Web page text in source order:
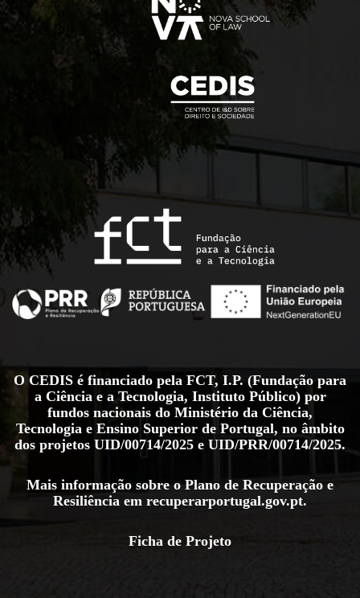
O CEDIS é financiado pela FCT, I.P. (Fundação para
a Ciência e a Tecnologia, Instituto Público) por
fundos nacionais do Ministério da Ciência,
Tecnologia e Ensino Superior de Portugal, no âmbito
dos projetos UID/00714/2025 e UID/PRR/00714/2025.
Mais informação sobre o Plano de Recuperação e
Resiliência em recuperarportugal.gov.pt.
Ficha de Projeto